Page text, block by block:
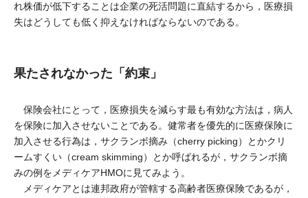
れ株価が低下することは企業の死活問題に直結するから，医療損
失はどうしても低く抑えなければならないのである。
果たされなかった「約束」
保険会社にとって，医療損失を減らす最も有効な方法は，病人
を保険に加入させないことである。健常者を優先的に医療保険に
加入させる行為は，サクランボ摘み（cherry picking）とかクリ
ームすくい（cream skimming）とか呼ばれるが，サクランボ摘
みの例をメディケアHMOに見てみよう。
メディケアとは連邦政府が管轄する高齢者医療保険であるが，